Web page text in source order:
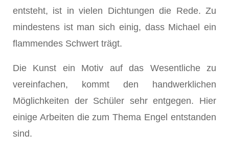
entsteht, ist in vielen Dichtungen die Rede. Zu
mindestens ist man sich einig, dass Michael ein
flammendes Schwert trägt.
Die Kunst ein Motiv auf das Wesentliche zu
vereinfachen, kommt den handwerklichen
Möglichkeiten der Schüler sehr entgegen. Hier
einige Arbeiten die zum Thema Engel entstanden
sind.